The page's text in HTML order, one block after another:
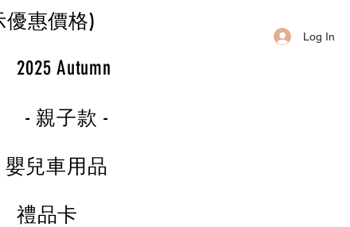
Log In
惠價格)
2025 Autumn
- 親子款 -
嬰兒車用品
禮品卡